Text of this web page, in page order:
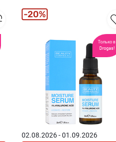
Только в
Drogas!
02.08.2026 - 01.09.2026
20%